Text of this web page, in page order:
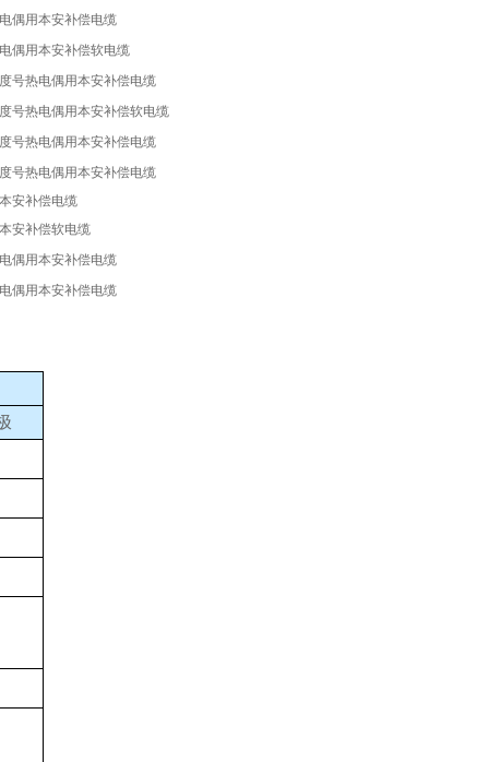
偶用本安补偿电缆
偶用本安补偿软电缆
号热电偶用本安补偿电缆
号热电偶用本安补偿软电缆
号热电偶用本安补偿电缆
号热电偶用本安补偿电缆
安补偿电缆
安补偿软电缆
偶用本安补偿电缆
偶用本安补偿电缆